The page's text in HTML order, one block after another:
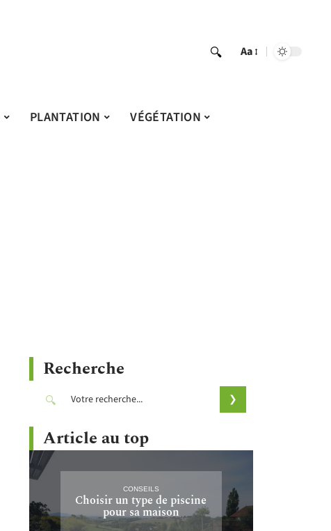
Aa
PLANTATION VÉGÉTATION
Recherche
Article au top
CONSEILS
Choisir un type de piscine
pour sa maison